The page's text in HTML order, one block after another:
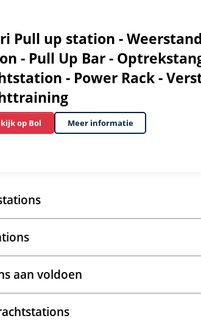
Pull up station -
- Pull Up Bar -
- Power Rack -
op Bol Meer informatie
aan voldoen